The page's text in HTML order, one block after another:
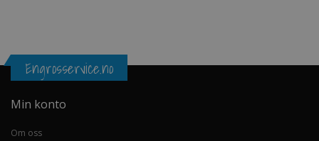
Engrosservice.no
Min konto
Om oss